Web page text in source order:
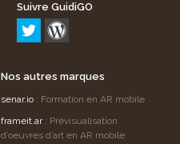
Suivre GuidiGO
Nos autres marques
senar.io : Formation en AR mobile
frameit.ar: Prévisualisation
d’oeuvres d’art en AR mobile